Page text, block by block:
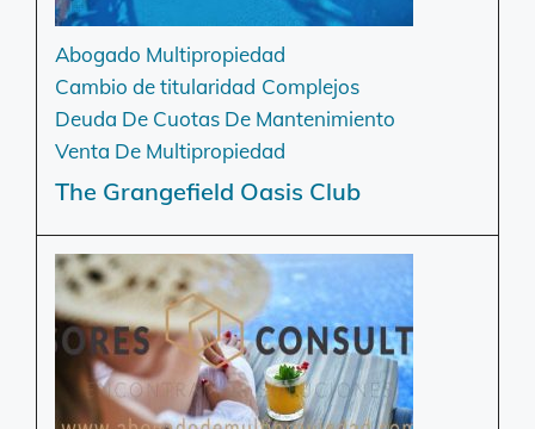
Abogado Multipropiedad
Cambio de titularidad Complejos
Deuda De Cuotas De Mantenimiento
Venta De Multipropiedad
The Grangefield Oasis Club